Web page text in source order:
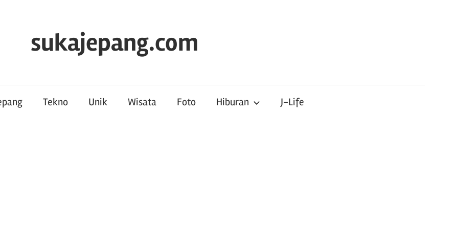
sukajepang.com
Tekno Unik Wisata Foto Hiburan J-Life